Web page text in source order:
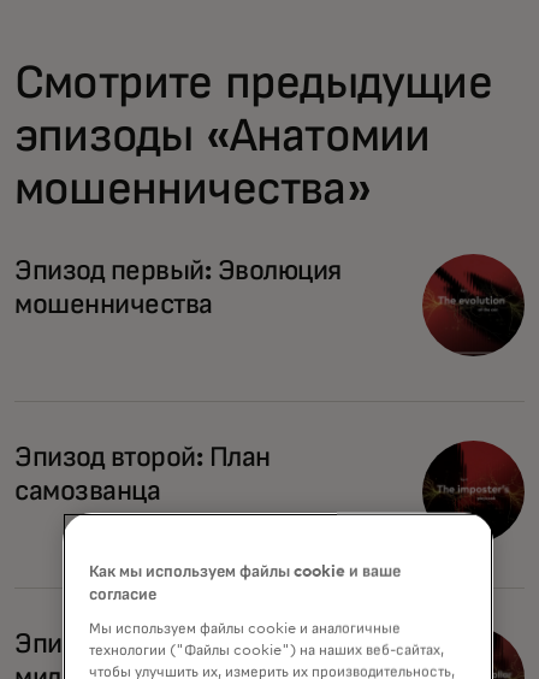
Смотрите предыдущие
эпизоды «Анатомии
мошенничества»
Эпизод первый: Эволюция
мошенничества
Эпизод второй: План
самозванца
Эпизод третий: Иллюзия на
Как мы используем файлы cookie и ваше
согласие
Мы используем файлы cookie и аналогичные
технологии ("Файлы cookie") на наших веб-сайтах,
чтобы улучшить их, измерить их производительность,